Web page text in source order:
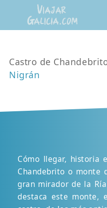
Castro de
Nigrán
Cómo llegar, historia
Chandebrito o monte
gran mirador de la
destaca este monte,